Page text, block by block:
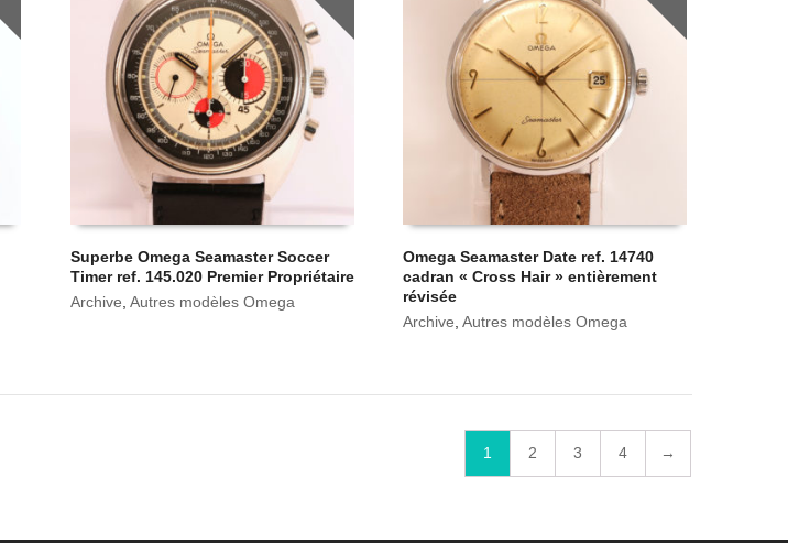
Superbe Omega Seamaster Soccer
Timer ref. 145.020 Premier Propriétaire
Archive, Autres modèles Omega
Omega Seamaster Date ref. 14740
cadran « Cross Hair » entièrement
révisée
Archive,Autres modèles Omega
1 2 3 4 →